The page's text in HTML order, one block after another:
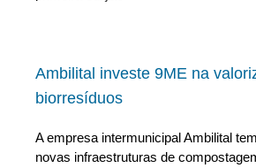
Ambilital investe 9ME na
biorresíduos
A empresa intermunicipal Ambilital
novas infraestruturas de